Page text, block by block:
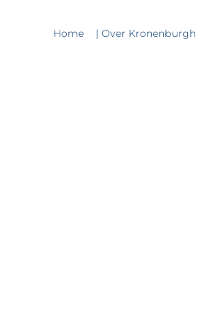
Home | Over Kronenburgh